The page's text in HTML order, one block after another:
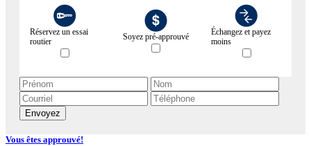
Réservez un essai
routier
Soyez pré-approuvé
Échangez et payez
moins
Envoyez
Vous êtes approuvé!